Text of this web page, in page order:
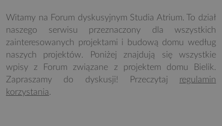
Witamy na Forum dyskusyjnym Studia Atrium. To dział
naszego serwisu przeznaczony dla wszystkich
zainteresowanych projektami i budową domu według
naszych projektów. Poniżej znajdują się wszystkie
wpisy z Forum związane z projektem domu Bielik.
Zapraszamy do dyskusji! Przeczytaj regulamin
korzystania.